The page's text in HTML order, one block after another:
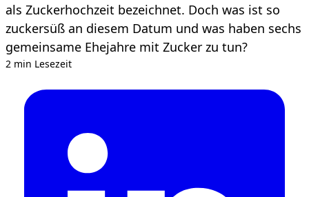
als Zuckerhochzeit bezeichnet. Doch was ist so
zuckersüß an diesem Datum und was haben sechs
gemeinsame Ehejahre mit Zucker zu tun?
2 min Lesezeit